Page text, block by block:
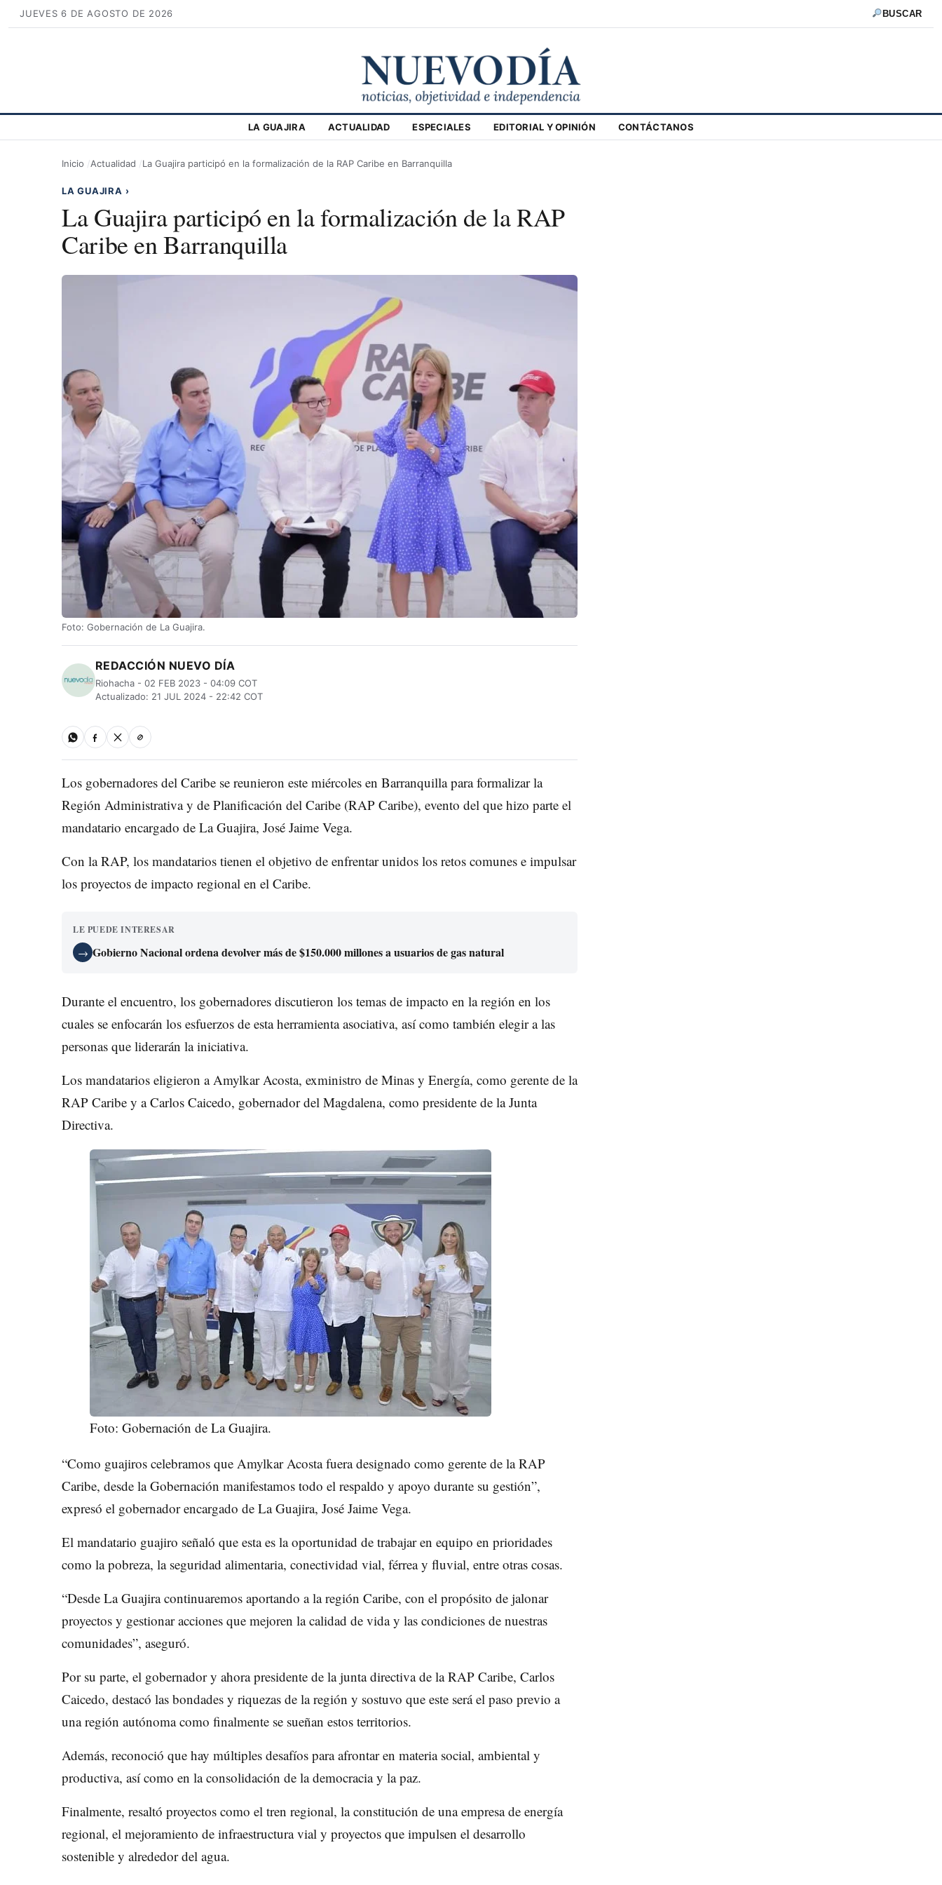
JUEVES 6 DE AGOSTO DE 2026 BUSCAR
LA GUAJIRA ACTUALIDAD ESPECIALES EDITORIAL Y OPINIÓN CONTÁCTANOS
Inicio Actualidad La Guajira participó en la formalización de la RAP Caribe en Barranquilla
LA GUAJIRA ›
La Guajira participó en la formalización de la RAP
Caribe en Barranquilla
Foto: Gobernación de La Guajira.
REDACCIÓN NUEVO DÍA
Riohacha - 02 FEB 2023 - 04:09 COT
Actualizado: 21 JUL 2024 - 22:42 COT
Los gobernadores del Caribe se reunieron este miércoles en Barranquilla para formalizar la
Región Administrativa y de Planificación del Caribe (RAP Caribe), evento del que hizo parte el
mandatario encargado de La Guajira, José Jaime Vega.
Con la RAP, los mandatarios tienen el objetivo de enfrentar unidos los retos comunes e impulsar
los proyectos de impacto regional en el Caribe.
LE PUEDE INTERESAR
→ Gobierno Nacional ordena devolver más de $150.000 millones a usuarios de gas natural
Durante el encuentro, los gobernadores discutieron los temas de impacto en la región en los
cuales se enfocarán los esfuerzos de esta herramienta asociativa, así como también elegir a las
personas que liderarán la iniciativa.
Los mandatarios eligieron a Amylkar Acosta, exministro de Minas y Energía, como gerente de la
RAP Caribe y a Carlos Caicedo, gobernador del Magdalena, como presidente de la Junta
Directiva.
Foto: Gobernación de La Guajira.
“Como guajiros celebramos que Amylkar Acosta fuera designado como gerente de la RAP
Caribe, desde la Gobernación manifestamos todo el respaldo y apoyo durante su gestión”,
expresó el gobernador encargado de La Guajira, José Jaime Vega.
El mandatario guajiro señaló que esta es la oportunidad de trabajar en equipo en prioridades
como la pobreza, la seguridad alimentaria, conectividad vial, férrea y fluvial, entre otras cosas.
“Desde La Guajira continuaremos aportando a la región Caribe, con el propósito de jalonar
proyectos y gestionar acciones que mejoren la calidad de vida y las condiciones de nuestras
comunidades”, aseguró.
Por su parte, el gobernador y ahora presidente de la junta directiva de la RAP Caribe, Carlos
Caicedo, destacó las bondades y riquezas de la región y sostuvo que este será el paso previo a
una región autónoma como finalmente se sueñan estos territorios.
Además, reconoció que hay múltiples desafíos para afrontar en materia social, ambiental y
productiva, así como en la consolidación de la democracia y la paz.
Finalmente, resaltó proyectos como el tren regional, la constitución de una empresa de energía
regional, el mejoramiento de infraestructura vial y proyectos que impulsen el desarrollo
sostenible y alrededor del agua.